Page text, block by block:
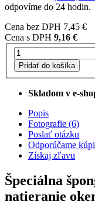
odpovíme do 24 hodin.
Cena bez DPH 7,45 €
Cena s DPH 9,16 €
Pridať do košíka
Skladom v e-
Popis
Fotografie (6)
Poslať otázku
Odporúčame
Získaj zľavu
Špeciálna
natieranie